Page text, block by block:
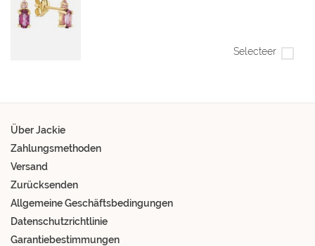
Selecteer
Über Jackie
Zahlungsmethoden
Versand
Zurücksenden
Allgemeine Geschäftsbedingungen
Datenschutzrichtlinie
Garantiebestimmungen